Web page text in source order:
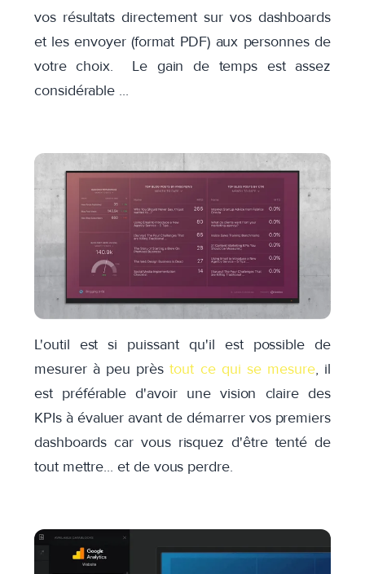
vos résultats directement sur vos dashboards
et les envoyer (format PDF) aux personnes de
votre choix. Le gain de temps est assez
considérable ...
L'outil est si puissant qu'il est possible de
mesurer à peu prèstout ce qui se mesure, il
est préférable d'avoir une vision claire des
KPIs à évaluer avant de démarrer vos premiers
dashboards car vous risquez d'être tenté de
tout mettre... et de vous perdre.